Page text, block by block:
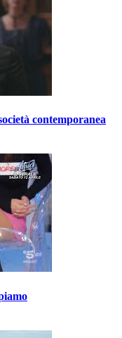
contemporanea